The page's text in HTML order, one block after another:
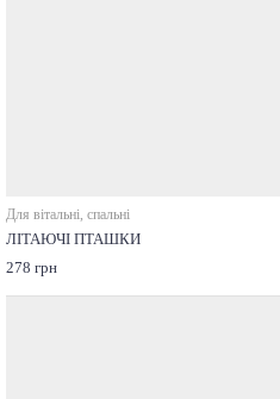
Для вітальні, спальні
ЛІТАЮЧІ ПТАШКИ
278 грн